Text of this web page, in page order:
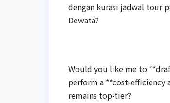
dengan kurasi jadwal tour
Dewata?
Would you like me to
perform a **cost-efficiency
remains top-tier?